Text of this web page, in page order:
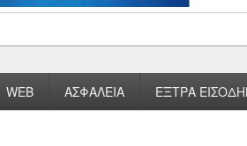
WEB ΑΣΦΑΛΕΙΑ ΕΞΤΡΑ